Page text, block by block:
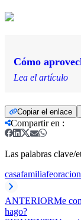
Cómo
Lea el artículo
Copiar el enlace
Compartir en :
Las palabras clave/
casafamiliafeoracion
ANTERIORMe
hago?